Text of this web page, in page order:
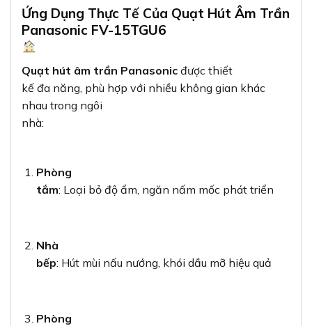
Ứng Dụng Thực Tế Của Quạt Hút Âm Trần
Panasonic FV-15TGU6
Quạt hút âm trần Panasonic được thiết
kế đa năng, phù hợp với nhiều không gian khác
nhau trong ngôi
nhà:
Phòng
tắm: Loại bỏ độ ẩm, ngăn nấm mốc phát triển
Nhà
bếp: Hút mùi nấu nướng, khói dầu mỡ hiệu quả
Phòng